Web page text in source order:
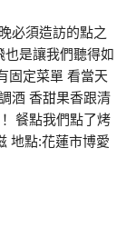
必須造訪的點之
也是讓我們聽得如
固定菜單 看當天
酒 香甜果香跟清
餐點我們點了烤
地點:花蓮市博愛